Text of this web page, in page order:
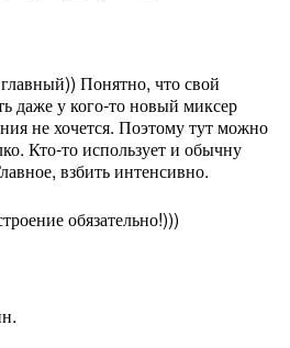
Понятно, что свой
даже у кого-то новый миксер
не хочется. Поэтому тут можно
Кто-то использует и обычну
взбить интенсивно.
обязательно!)))